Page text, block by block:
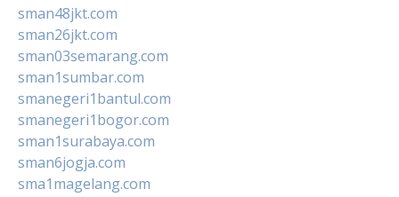
sman48jkt.com
sman26jkt.com
sman03semarang.com
sman1sumbar.com
smanegeri1bantul.com
smanegeri1bogor.com
sman1surabaya.com
sman6jogja.com
sma1magelang.com